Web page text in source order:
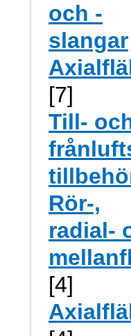
och -
slangar
[7]
Till-
Rör-,
radial-
[4]